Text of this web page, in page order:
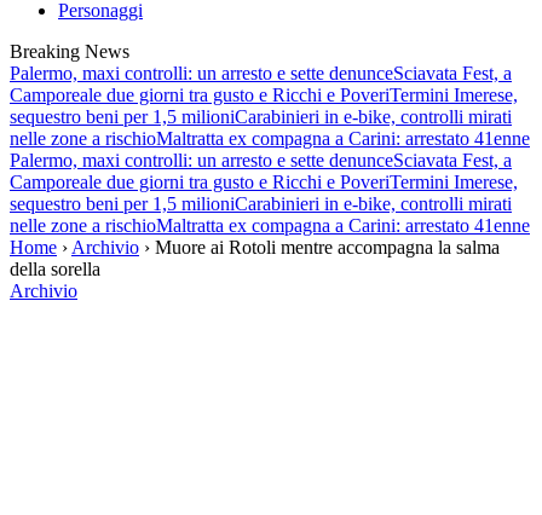
Personaggi
Breaking News
Palermo, maxi controlli: un arresto e sette denunceSciavata Fest, a
Camporeale due giorni tra gusto e Ricchi e PoveriTermini Imerese,
sequestro beni per 1,5 milioniCarabinieri in e-bike, controlli mirati
nelle zone a rischioMaltratta ex compagna a Carini: arrestato 41enne
Palermo, maxi controlli: un arresto e sette denunceSciavata Fest, a
Camporeale due giorni tra gusto e Ricchi e PoveriTermini Imerese,
sequestro beni per 1,5 milioniCarabinieri in e-bike, controlli mirati
nelle zone a rischioMaltratta ex compagna a Carini: arrestato 41enne
Home › Archivio › Muore ai Rotoli mentre accompagna la salma
della sorella
Archivio